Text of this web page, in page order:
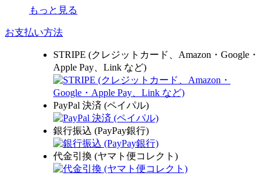
もっと見る
お支払い方法
STRIPE (クレジットカード、Amazon・Google・
Apple Pay、Link など)
PayPal 決済 (ペイパル)
銀行振込 (PayPay銀行)
代金引換 (ヤマト便コレクト)